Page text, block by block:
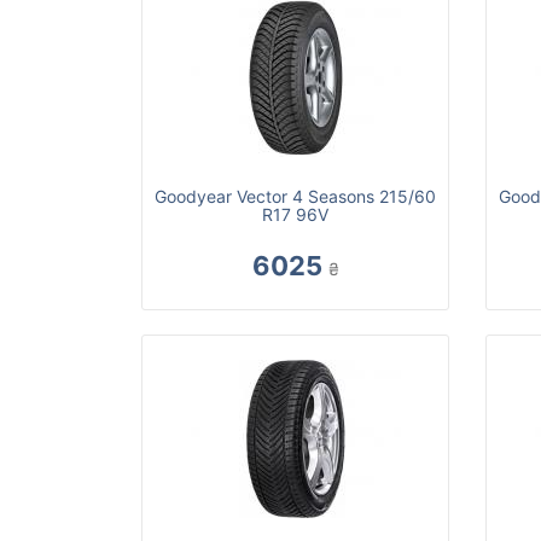
Goodyear Vector 4 Seasons 215/60
R17 96V
6025 ₴